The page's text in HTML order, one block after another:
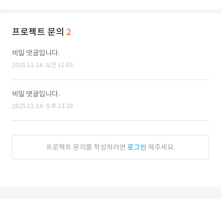
프로젝트 문의 2
비밀 댓글입니다.
2025.11.14. 오전 11:03
비밀 댓글입니다.
2025.11.14. 오후 13:30
프로젝트 문의를 작성하려면 로그인 해주세요.